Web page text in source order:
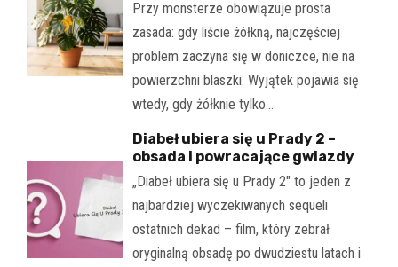
Przy monsterze obowiązuje prosta
zasada: gdy liście żółkną, najczęściej
problem zaczyna się w doniczce, nie na
powierzchni blaszki. Wyjątek pojawia się
wtedy, gdy żółknie tylko…
Diabeł ubiera się u Prady 2 –
obsada i powracające gwiazdy
„Diabeł ubiera się u Prady 2" to jeden z
najbardziej wyczekiwanych sequeli
ostatnich dekad – film, który zebrał
oryginalną obsadę po dwudziestu latach i